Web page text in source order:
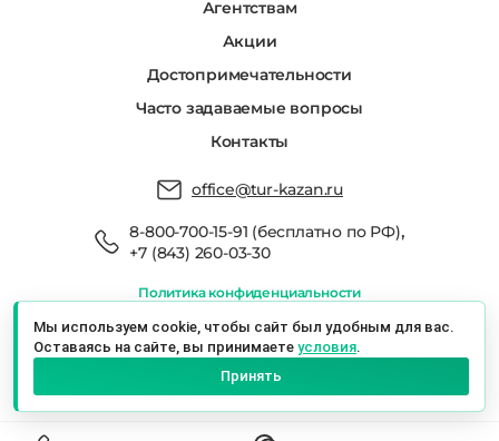
Мы используем cookie, чтобы сайт был удобным для вас.
Оставаясь на сайте, вы принимаете условия.
Принять
Агентствам
Акции
Достопримечательности
Часто задаваемые вопросы
Контакты
office@tur-kazan.ru
8-800-700-15-91 (бесплатно по РФ),
+7 (843) 260-03-30
Политика конфиденциальности
Мы в реестре туроператоров РТО 022666
Экскурсионный Сервис Казань © 2026 г.
Казань, ул. Баумана, 19